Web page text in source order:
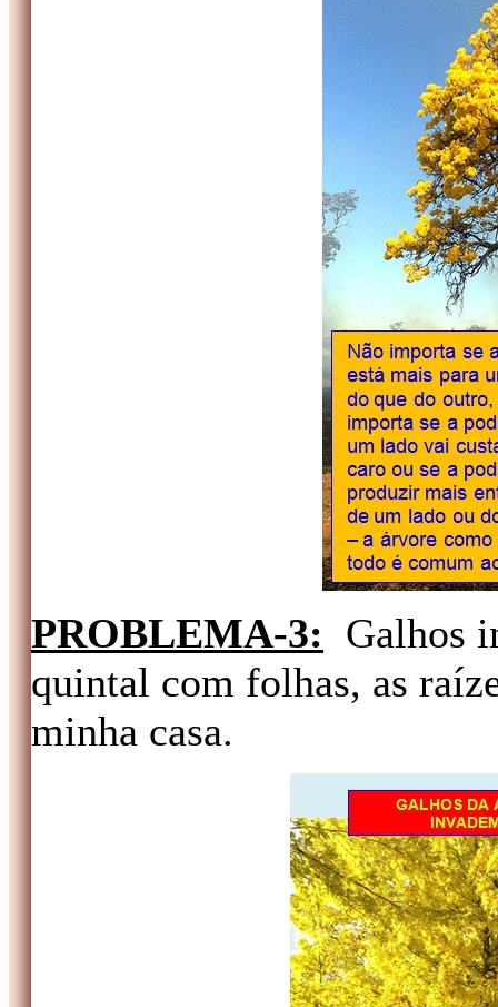
PROBLEMA-3: Galhos
quintal com folhas, as
minha casa.